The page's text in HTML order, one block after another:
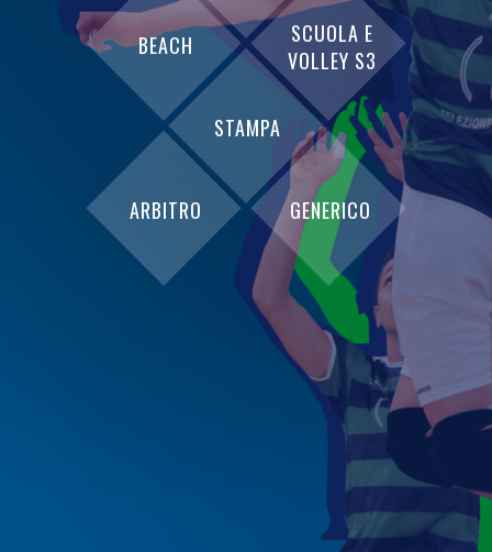
GENERICO
BEACH
STAMPA
ARBITRO
SCUOLA E
VOLLEY S3